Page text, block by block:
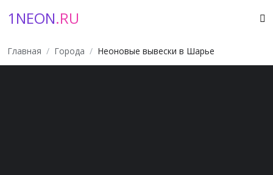
1NEON.RU
Главная Города Неоновые вывески в Шарье